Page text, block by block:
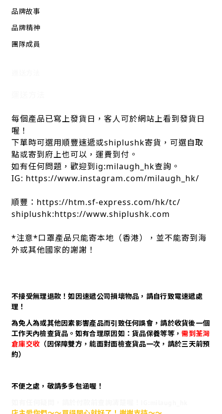
品牌故事
品牌精神
團隊成員
每個產品已寫上發貨日，客人可於網站上看到發貨日
喔！
下單時可選用順豐速遞或shiplushk寄貨，可選自取
點或寄到府上也可以，運費到付。
如有任何問題，歡迎到ig:milaugh_hk查詢。
IG: https://www.instagram.com/milaugh_hk/
順豐：https://htm.sf-express.com/hk/tc/
shiplushk:https://www.shiplushk.com
*注意*口罩產品只能寄本地（香港），並不能寄到海
外或其他國家的謝謝！
不接受無理退款！如因速遞公司損壞物品，請自行致電速遞處
理！
為免人為或其他因素影響產品而引致任何誤會，請於收貨後一個
工作天內檢查貨品。如有合理原因如：貨品保養等等，需到荃灣
倉庫交收 （因保障雙方，能面對面檢查貨品一次，請於三天前預
約）
不便之處，敬請多多包涵喔！